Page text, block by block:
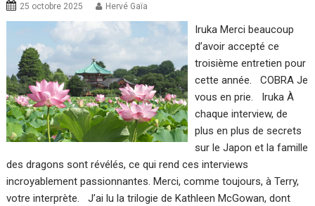
25 octobre 2025 Hervé Gaïa
Iruka Merci beaucoup
d’avoir accepté ce
troisième entretien pour
cette année. COBRA Je
vous en prie. Iruka À
chaque interview, de
plus en plus de secrets
sur le Japon et la famille
des dragons sont révélés, ce qui rend ces interviews
incroyablement passionnantes. Merci, comme toujours, à Terry,
votre interprète. J’ai lu la trilogie de Kathleen McGowan, dont